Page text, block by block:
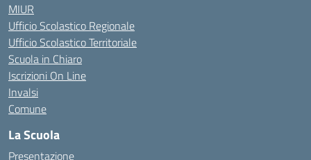
MIUR
Ufficio Scolastico Regionale
Ufficio Scolastico Territoriale
Scuola in Chiaro
Iscrizioni On Line
Invalsi
Comune
La Scuola
Presentazione